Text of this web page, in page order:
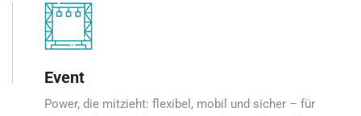
Event
Power, die mitzieht: flexibel, mobil und sicher – für